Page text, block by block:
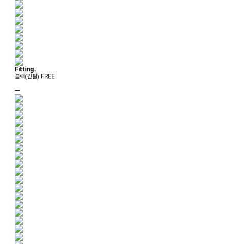
Fitting.
블랙(긴팔) FREE
ㅡ